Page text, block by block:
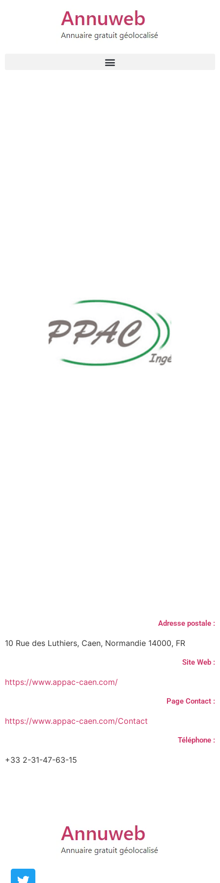
Adresse postale :
10 Rue des Luthiers, Caen, Normandie 14000, FR
Site Web :
https://www.appac-caen.com/
Page Contact :
https://www.appac-caen.com/Contact
Téléphone :
+33 2-31-47-63-15